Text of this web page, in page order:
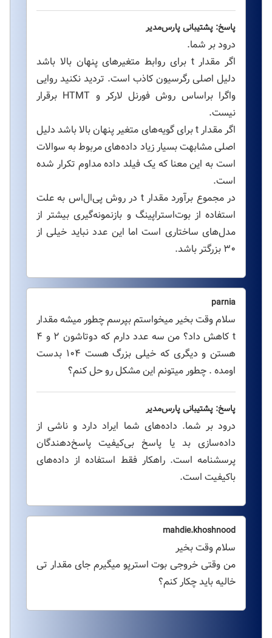
پاسخ: پشتیبانی پارس‌مدیر
درود بر شما.
اگر مقدار t برای روابط متغیرهای پنهان بالا باشد
دلیل اصلی رگرسیون کاذب است. تردید نکنید روایی
واگرا براساس روش فورنل لارکر و HTMT برقرار
نیست.
اگر مقدار t برای گویه‌های متغیر پنهان بالا باشد دلیل
اصلی مشابهت بسیار زیاد داده‌های مربوط به سوالات
است به این معنا که یک فیلد داده مداوم تکرار شده
است.
در مجموع برآورد مقدار t در روش پی‌ال‌اس به علت
استفاده از بوت‌استراپینگ و بازنمونه‌گیری بیشتر از
مدل‌های ساختاری است اما این عدد نباید خیلی از
۳۰ بزرگتر باشد.
parnia
سلام وقت بخیر میخواستم بپرسم چطور میشه مقدار
t کاهش داد؟ من سه عدد دارم که دوتاشون ۲ و ۴
هستن و دیگری که خیلی بزرگ هست ۱۰۴ بدست
اومده . چطور میتونم این مشکل رو حل کنم؟
پاسخ: پشتیبانی پارس‌مدیر
درود بر شما. داده‌های شما ایراد دارد و ناشی از
داده‌سازی بد یا پاسخ بی‌کیفیت پاسخ‌دهندگان
پرسشنامه است. راهکار فقط استفاده از داده‌های
باکیفیت است.
mahdie.khoshnood
سلام وقت بخیر
من وقتی خروجی بوت استرپو میگیرم جای مقدار تی
خالیه باید چکار کنم؟